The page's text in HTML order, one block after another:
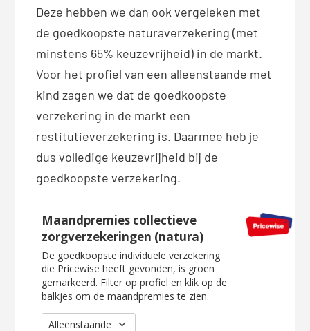
Deze hebben we dan ook vergeleken met
de goedkoopste naturaverzekering (met
minstens 65% keuzevrijheid) in de markt.
Voor het profiel van een alleenstaande met
kind zagen we dat de goedkoopste
verzekering in de markt een
restitutieverzekering is. Daarmee heb je
dus volledige keuzevrijheid bij de
goedkoopste verzekering.